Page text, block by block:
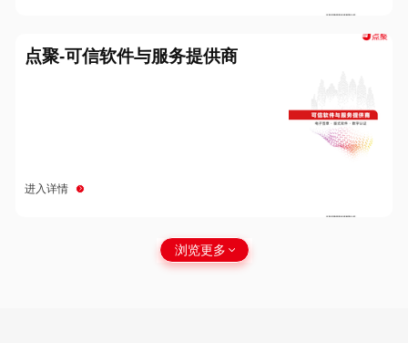
点聚-可信软件与服务提供商
进入详情
浏览更多